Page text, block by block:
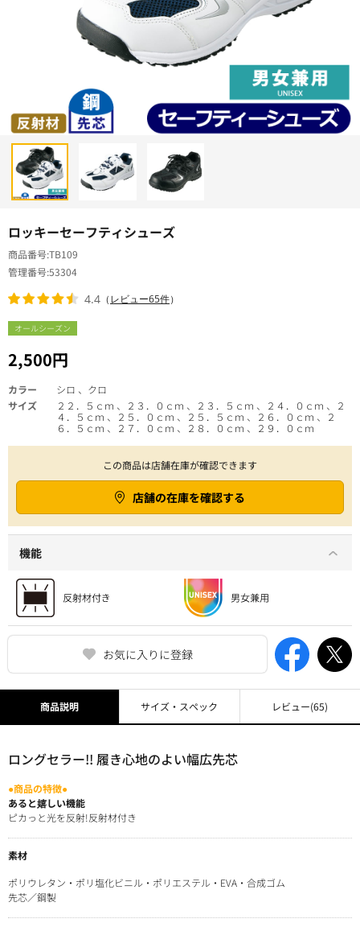
ロッキーセーフティシューズ
オールシーズン
2,500円
商品番号TB109
管理番号53304
4.4 （レビュー65件）
お気に入りに登録
カラー
シロ 、クロ
サイズ
２２．５ｃｍ 、２３．０ｃｍ 、２３．５ｃｍ 、２４．０ｃｍ 、２
４．５ｃｍ 、２５．０ｃｍ 、２５．５ｃｍ 、２６．０ｃｍ 、２
６．５ｃｍ 、２７．０ｃｍ 、２８．０ｃｍ 、２９．０ｃｍ
この商品は店舗在庫が確認できます
店舗の在庫を確認する
機能
商品説明
ロングセラー!! 履き心地のよい幅広先芯
●商品の特徴●
あると嬉しい機能
ピカっと光を反射!反射材付き
素材
ポリウレタン・ポリ塩化ビニル・ポリエステル・EVA・合成ゴム
先芯／鋼製
サイズ・スペック レビュー(65)